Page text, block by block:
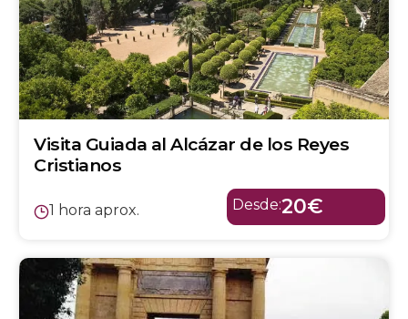
Visita Guiada al Alcázar de los Reyes
Cristianos
1 hora aprox. Desde:20€